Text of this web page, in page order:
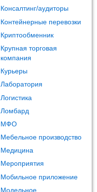
Консалтинг/аудиторы
Контейнерные перевозки
Криптообменник
Крупная торговая
компания
Курьеры
Лаборатория
Логистика
Ломбард
МФО
Мебельное производство
Медицина
Мероприятия
Мобильное приложение
Модельное